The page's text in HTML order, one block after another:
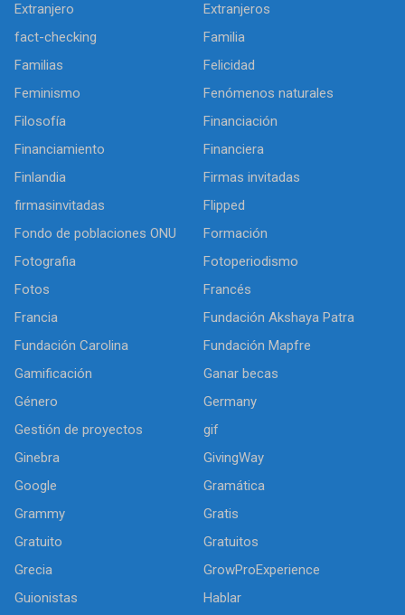
Extranjero
Extranjeros
fact-checking
Familia
Familias
Felicidad
Feminismo
Fenómenos naturales
Filosofía
Financiación
Financiamiento
Financiera
Finlandia
Firmas invitadas
firmasinvitadas
Flipped
Fondo de poblaciones ONU
Formación
Fotografia
Fotoperiodismo
Fotos
Francés
Francia
Fundación Akshaya Patra
Fundación Carolina
Fundación Mapfre
Gamificación
Ganar becas
Género
Germany
Gestión de proyectos
gif
Ginebra
GivingWay
Google
Gramática
Grammy
Gratis
Gratuito
Gratuitos
Grecia
GrowProExperience
Guionistas
Hablar